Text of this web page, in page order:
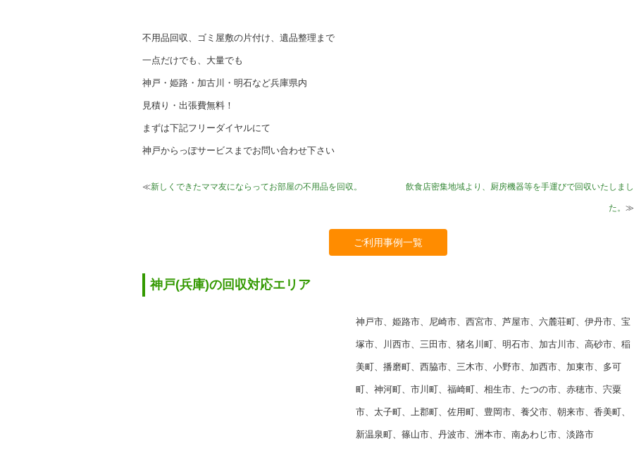
不用品回収、ゴミ屋敷の片付け、遺品整理まで
一点だけでも、大量でも
神戸・姫路・加古川・明石など兵庫県内
見積り・出張費無料！
まずは下記フリーダイヤルにて
神戸からっぽサービスまでお問い合わせ下さい
≪新しくできたママ友にならってお部屋の不用品を回収。 飲食店密集地域より、厨房機器等を手運びで回収いたしまし
た。 ≫
ご利用事例一覧
神戸(兵庫)の回収対応エリア
神戸市、姫路市、尼崎市、西宮市、芦屋市、六麓荘町、伊丹市、宝
塚市、川西市、三田市、猪名川町、明石市、加古川市、高砂市、稲
美町、播磨町、西脇市、三木市、小野市、加西市、加東市、多可
町、神河町、市川町、福崎町、相生市、たつの市、赤穂市、宍粟
市、太子町、上郡町、佐用町、豊岡市、養父市、朝来市、香美町、
新温泉町、篠山市、丹波市、洲本市、南あわじ市、淡路市